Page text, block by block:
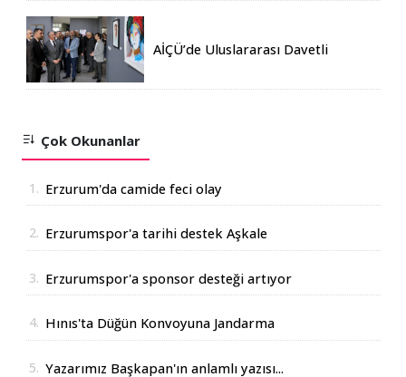
AİÇÜ’de Uluslararası Davetli
Çok Okunanlar
1. Erzurum'da camide feci olay
2. Erzurumspor'a tarihi destek Aşkale
3. Erzurumspor'a sponsor desteği artıyor
4. Hınıs'ta Düğün Konvoyuna Jandarma
5. Yazarımız Başkapan'ın anlamlı yazısı...